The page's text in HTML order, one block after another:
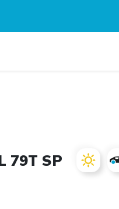
79T SP